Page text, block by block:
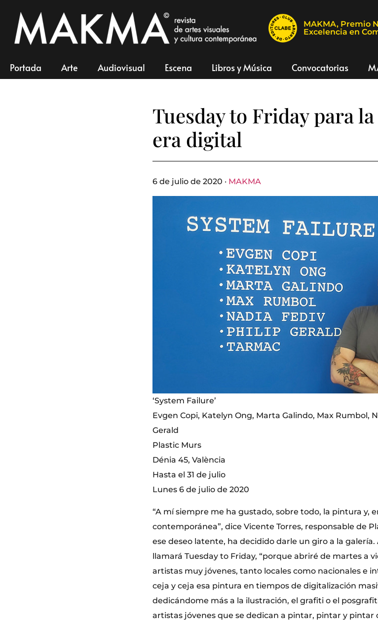
MAKMA, Premio
Excelencia en
Portada Arte Audiovisual Escena Libros y Música Convocatorias
Tuesday to Friday para
era digital
6 de julio de 2020 · MAKMA
‘System Failure’
Evgen Copi, Katelyn Ong, Marta Galindo, Max Rumbol,
Gerald
Plastic Murs
Dénia 45, València
Hasta el 31 de julio
Lunes 6 de julio de 2020
“A mí siempre me ha gustado, sobre todo, la pintura y,
contemporánea”, dice Vicente Torres, responsable de
ese deseo latente, ha decidido darle un giro a la
llamará Tuesday to Friday, “porque abriré de martes a
artistas muy jóvenes, tanto locales como nacionales e
ceja y ceja esa pintura en tiempos de digitalización
dedicándome más a la ilustración, el grafiti o el
artistas jóvenes que se dedican a pintar, pintar y pintar